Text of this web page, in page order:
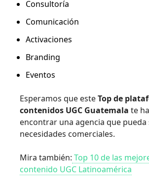
Consultoría
Comunicación
Activaciones
Branding
Eventos
Esperamos que esteTop de
contenidos UGC Guatemala te
encontrar una agencia que
necesidades comerciales.
Mira también: Top 10 de las
contenido UGC Latinoamérica